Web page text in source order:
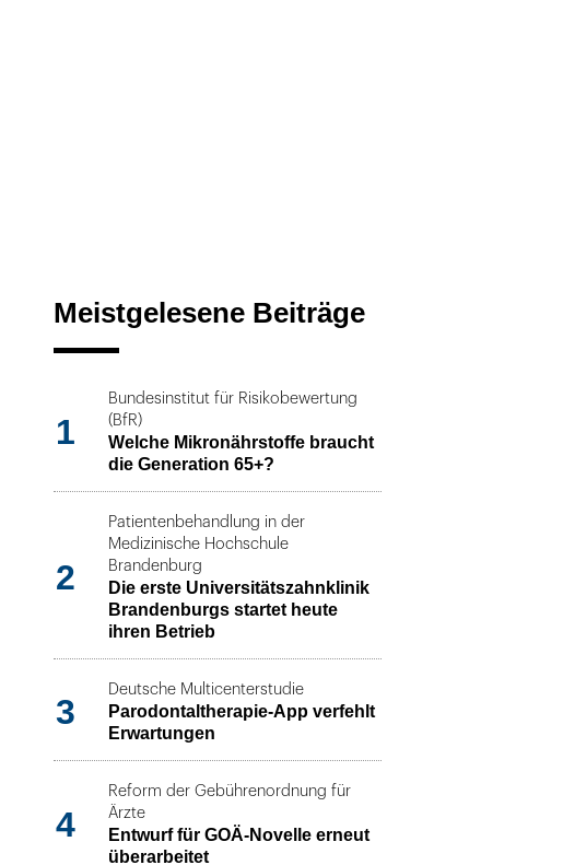
Meistgelesene Beiträge
1
Bundesinstitut für Risikobewertung
(BfR)
Welche Mikronährstoffe braucht
die Generation 65+?
2
Patientenbehandlung in der
Medizinische Hochschule
Brandenburg
Die erste Universitätszahnklinik
Brandenburgs startet heute
ihren Betrieb
3
Deutsche Multicenterstudie
Parodontaltherapie-App verfehlt
Erwartungen
4
Reform der Gebührenordnung für
Ärzte
Entwurf für GOÄ-Novelle erneut
überarbeitet